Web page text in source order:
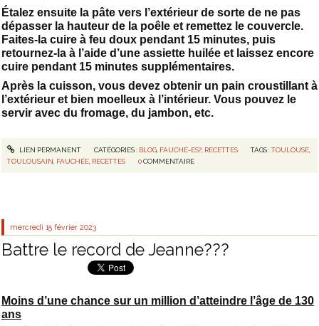
Étalez ensuite la pâte vers l’extérieur de sorte de ne pas
dépasser la hauteur de la poêle et remettez le couvercle.
Faites-la cuire à feu doux pendant 15 minutes, puis
retournez-la à l’aide d’une assiette huilée et laissez encore
cuire pendant 15 minutes supplémentaires.
Après la cuisson, vous devez obtenir un pain croustillant à
l’extérieur et bien moelleux à l’intérieur. Vous pouvez le
servir avec du fromage, du jambon, etc.
LIEN PERMANENT CATÉGORIES : BLOG, FAUCHÉ-ES?, RECETTES TAGS :TOULOUSE
TOULOUSAIN FAUCHÉE RECETTES 0 COMMENTAIRE
mercredi 15 février 2023
Battre le record de Jeanne???
Moins d’une chance sur un million d’atteindre l’âge de 130
ans